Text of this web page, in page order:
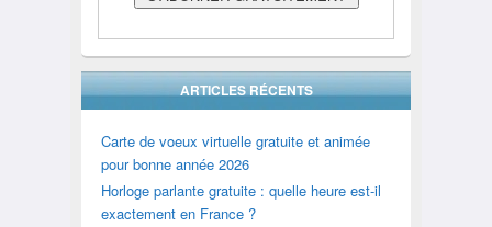
ARTICLES RÉCENTS
Carte de voeux virtuelle gratuite et animée
pour bonne année 2026
Horloge parlante gratuite : quelle heure est-il
exactement en France ?